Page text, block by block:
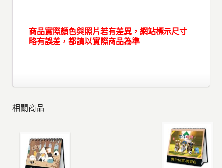
商品實際顏色與照片若有差異，網站標示尺寸
略有誤差，都請以實際商品為準
相關商品